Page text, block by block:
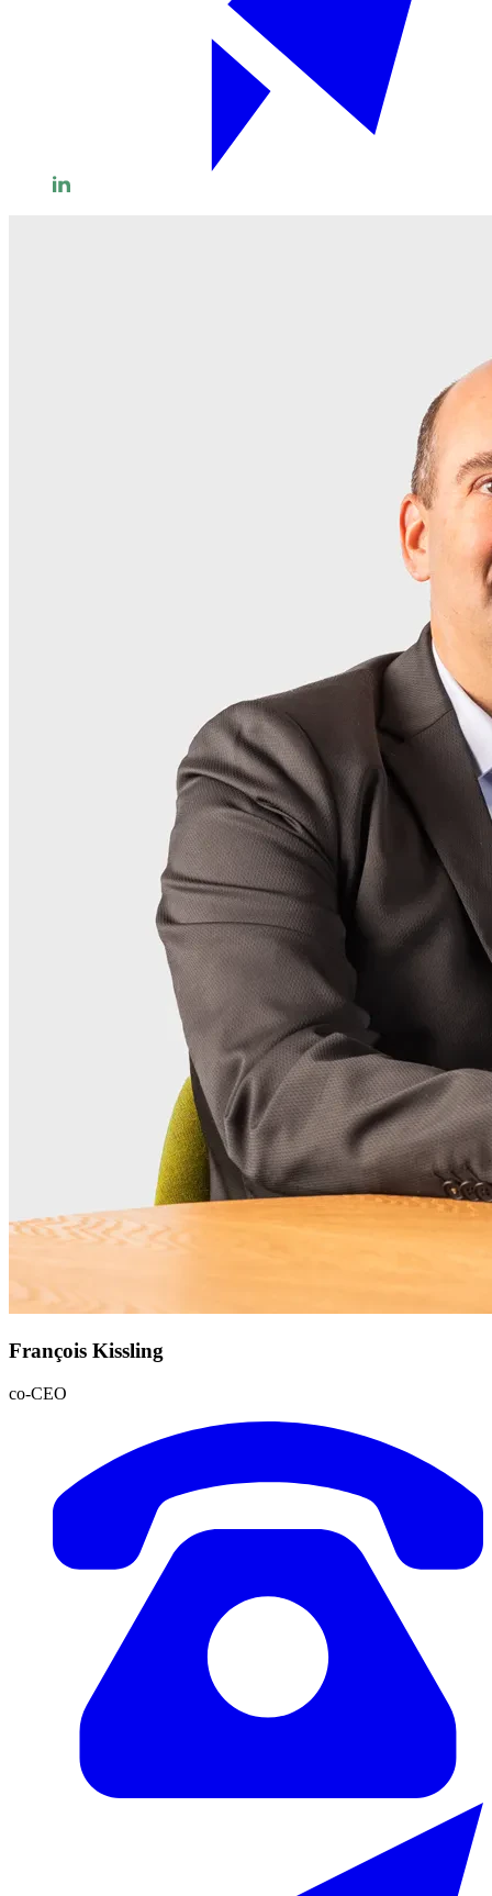
François Kissling
co-CEO